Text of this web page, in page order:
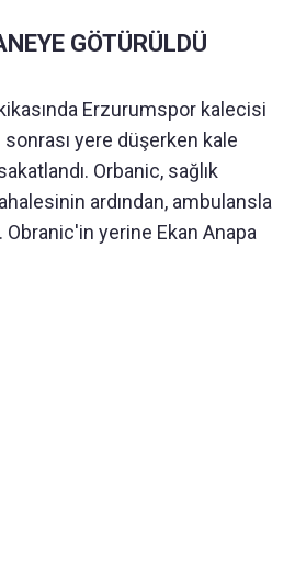
GÖTÜRÜLDÜ
Erzurumspor kalecisi
yere düşerken kale
Orbanic, sağlık
ardından, ambulansla
yerine Ekan Anapa